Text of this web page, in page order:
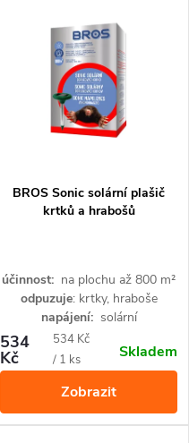
BROS Sonic solární plašič
krtků a hrabošů
účinnost: na plochu až 800 m²
odpuzuje: krtky, hraboše
napájení:solární
BROS Sonic solární odpuzovač
krtků a hrabošů funguje na
sluneční energii, používá
zvukové vlny a vibrace, aby
odpudil škodlivé hlodavce (
534
Kč
Měrná
cena:
534 Kč
/ 1 ks
Skladem
Zobrazit